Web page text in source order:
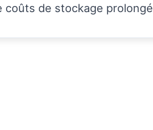
coûts de stockage prolongé